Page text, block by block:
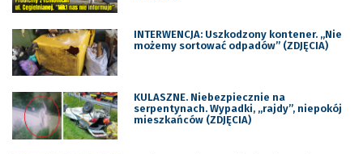
INTERWENCJA: Uszkodzony kontener. „Nie
możemy sortować odpadów” (ZDJĘCIA)
KULASZNE. Niebezpiecznie na
serpentynach. Wypadki, „rajdy”, niepokój
mieszkańców (ZDJĘCIA)